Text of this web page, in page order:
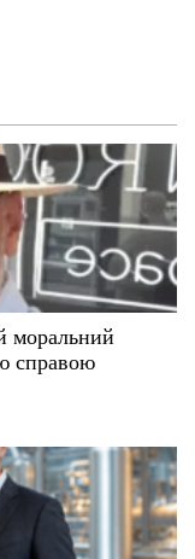
моральний
справою